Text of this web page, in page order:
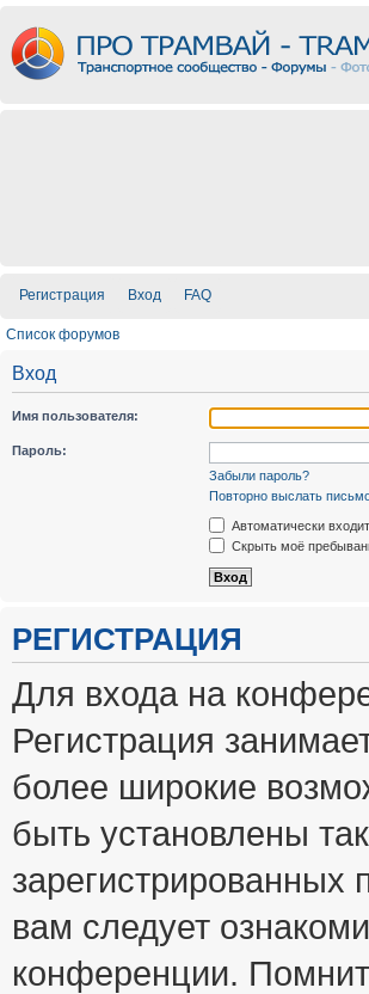
Регистрация Вход FAQ
Список форумов
Вход
Имя пользователя:
Пароль:
Забыли пароль?
Повторно выслать
Автоматически
Скрыть моё
РЕГИСТРАЦИЯ
Для входа на
Регистрация
более широкие
быть установлены
зарегистрированных
вам следует
конференции.